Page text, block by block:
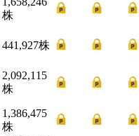
株
441,927株
2,092,115
株
1,386,475
株